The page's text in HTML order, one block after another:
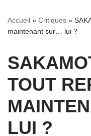
Accueil » Critiques »
maintenant sur… lui ?
TOUT
LUI ?